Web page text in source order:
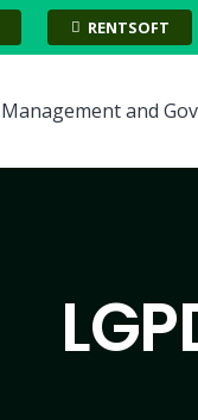
RENTSOFT
Management and